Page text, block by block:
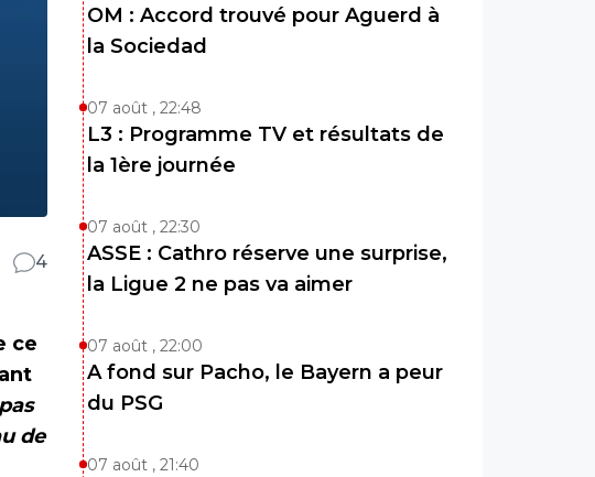
4
ce
de
OM : Accord trouvé pour Aguerd à
la Sociedad
07 août , 22:48
L3 : Programme TV et résultats de
la 1ère journée
07 août , 22:30
ASSE : Cathro réserve une surprise,
la Ligue 2 ne pas va aimer
07 août , 22:00
A fond sur Pacho, le Bayern a peur
du PSG
07 août , 21:40